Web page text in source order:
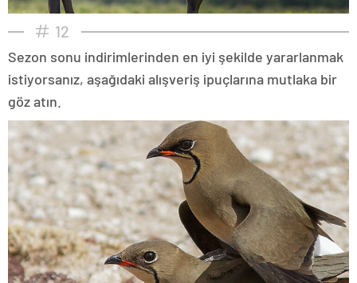
12
Sezon sonu indirimlerinden en iyi şekilde yararlanmak
istiyorsanız, aşağıdaki alışveriş ipuçlarına mutlaka bir
göz atın.